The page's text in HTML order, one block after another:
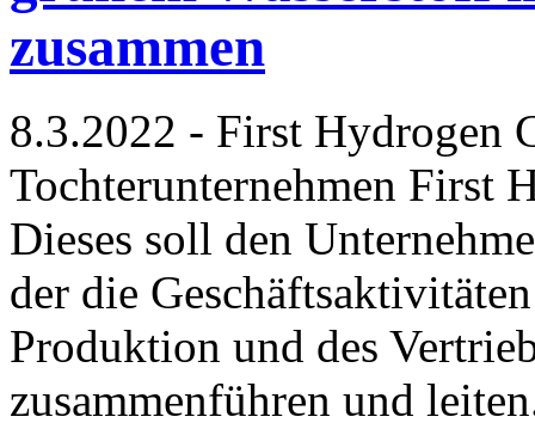
zusammen
8.3.2022 - First Hydrogen
Tochterunternehmen First
Dieses soll den
der die
Produktion und des
zusammenführen und